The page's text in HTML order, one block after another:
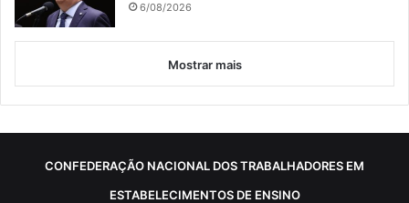
6/08/2026
Mostrar mais
CONFEDERAÇÃO NACIONAL DOS TRABALHADORES EM
ESTABELECIMENTOS DE ENSINO